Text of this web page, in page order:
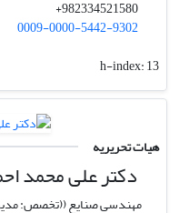
982334521580+
0009-0000-5442-9302
h-index:13
هیات تحریریه
دکتر علی محمد
مهندسی صنایع ((تخصص: